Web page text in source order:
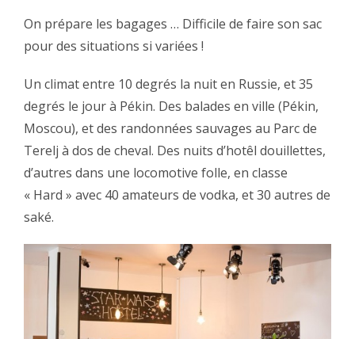
On prépare les bagages … Difficile de faire son sac
pour des situations si variées !
Un climat entre 10 degrés la nuit en Russie, et 35
degrés le jour à Pékin. Des balades en ville (Pékin,
Moscou), et des randonnées sauvages au Parc de
Terelj à dos de cheval. Des nuits d’hotêl douillettes,
d’autres dans une locomotive folle, en classe
« Hard » avec 40 amateurs de vodka, et 30 autres de
saké.